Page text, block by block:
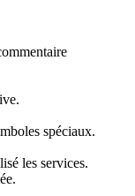
spéciaux.
les services.